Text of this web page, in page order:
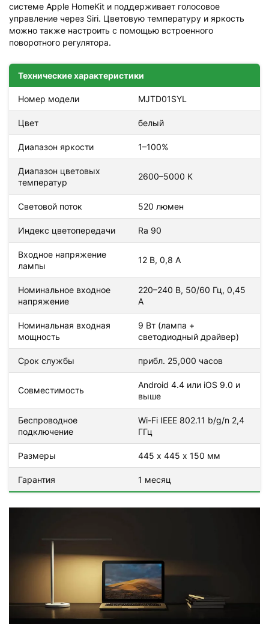
системе Apple HomeKit и поддерживает голосовое
управление через Siri. Цветовую температуру и яркость
можно также настроить с помощью встроенного
поворотного регулятора.
Технические характеристики
Номер модели MJTD01SYL
Цвет белый
Диапазон яркости 1–100%
Диапазон цветовых
температур
2600–5000 К
Световой поток 520 люмен
Индекс цветопередачи Ra 90
Входное напряжение
лампы
12 В, 0,8 А
Номинальное входное
напряжение
220–240 В, 50/60 Гц, 0,45
А
Номинальная входная
мощность
9 Вт (лампа +
светодиодный драйвер)
Срок службы прибл. 25,000 часов
Совместимость
Android 4.4 или iOS 9.0 и
выше
Беспроводное
подключение
Wi-Fi IEEE 802.11 b/g/n 2,4
ГГц
Размеры 445 х 445 х 150 мм
Гарантия 1 месяц